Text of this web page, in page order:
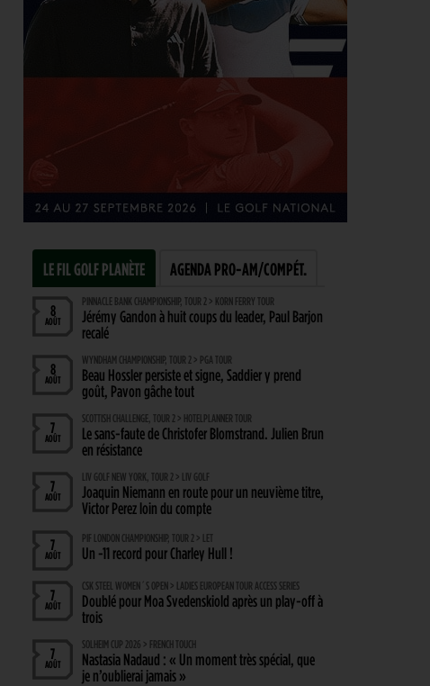
LE FIL GOLF PLANÈTE AGENDA PRO-AM/COMPÉT.
8
AOÛT
PINNACLE BANK CHAMPIONSHIP, TOUR 2 > KORN FERRY TOUR
Jérémy Gandon à huit coups du leader, Paul Barjon
recalé
8
AOÛT
WYNDHAM CHAMPIONSHIP, TOUR 2 > PGA TOUR
Beau Hossler persiste et signe, Saddier y prend
goût, Pavon gâche tout
7
AOÛT
SCOTTISH CHALLENGE, TOUR 2 > HOTELPLANNER TOUR
Le sans-faute de Christofer Blomstrand. Julien Brun
en résistance
7
AOÛT
LIV GOLF NEW YORK, TOUR 2 > LIV GOLF
Joaquin Niemann en route pour un neuvième titre,
Victor Perez loin du compte
7
AOÛT
PIF LONDON CHAMPIONSHIP, TOUR 2 > LET
Un -11 record pour Charley Hull !
7
AOÛT
CSK STEEL WOMEN´S OPEN > LADIES EUROPEAN TOUR ACCESS SERIES
Doublé pour Moa Svedenskiold après un play-off à
trois
7
AOÛT
SOLHEIM CUP 2026 > FRENCH TOUCH
Nastasia Nadaud : « Un moment très spécial, que
je n’oublierai jamais »